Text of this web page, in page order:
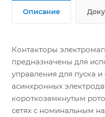
Описание
Контакторы
предназначены для
управления для пуска
асинхронных
короткозамкнутым
сетях с номинальным